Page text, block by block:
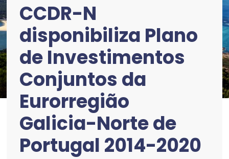
CCDR-N
disponibiliza Plano
de Investimentos
Conjuntos da
Eurorregião
Galicia-Norte de
Portugal 2014-2020